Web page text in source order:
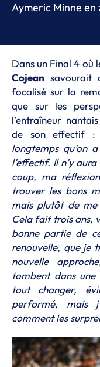
Aymeric Minne en
Dans un Final 4 où
Cojean savourait
focalisé sur la
que sur les
l’entraîneur
de son effectif :
longtemps qu’on
l’effectif. Il n’y
coup, ma
trouver les bons
mais plutôt de me
Cela fait trois ans,
bonne partie de
renouvelle, que je
nouvelle
tombent dans
tout changer,
performé, mais
comment les